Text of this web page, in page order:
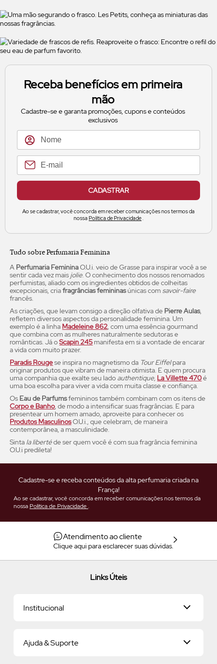
Receba benefícios em primeira
mão
Cadastre-se e garanta promoções, cupons e conteúdos
exclusivos
CADASTRAR
Ao se cadastrar, você concorda em receber comunicações nos termos da
nossaPolítica de Privacidade
Tudo sobre Perfumaria Feminina
A Perfumaria FemininaO.U.i. veio de Grasse para inspirar você a se
sentir cada vez mais jolie. O conhecimento dos nossos renomados
perfumistas, aliado com os ingredientes obtidos de colheitas
excepcionais, criafragrâncias femininasúnicas comsavoir-faire
francês.
As criações, que levam consigo a direção olfativa de Pierre Aulas,
refletem diversos aspectos da personalidade feminina. Um
exemplo é a linha Madeleine 862, com uma essência gourmand
que combina com as mulheres naturalmente sedutoras e
românticas. Já oScapin 245 manifesta em si a vontade de encarar
a vida com muito prazer.
Paradis Rougese inspira no magnetismo da Tour Eiffelpara
originar produtos que vibram de maneira otimista. E quem procura
uma companhia que exalte seu lado authentique, La Villette 470é
uma boa escolha para viver a vida com muita classe e confiança.
Os Eau de Parfumsfemininos também combinam com os itens de
Corpo e Banho, de modo a intensificar suas fragrâncias. E para
presentear um homem amado, aproveite para conhecer os
Produtos MasculinosO.U.i., que celebram, de maneira
contemporânea, a masculinidade.
Sinta la libertéde ser quem você é com sua fragrância feminina
O.U.i predileta!
Cadastre-se e receba conteúdos da alta perfumaria criada na
França!
Ao se cadastrar, você concorda em receber comunicações nos termos da
nossa Política de Privacidade.
Atendimento ao cliente
Clique aqui para esclarecer suas dúvidas.
Links Úteis
Institucional
Nossa História
Ajuda & Suporte